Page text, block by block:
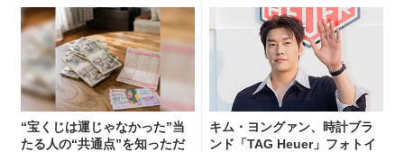
“宝くじは運じゃなかった”当
たる人の“共通点”を知っただ
キム・ヨングァン、時計ブラ
ンド「TAG Heuer」フォトイ